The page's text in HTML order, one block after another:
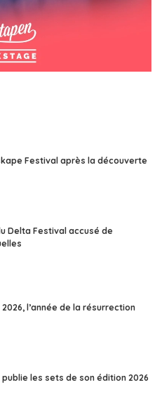
Festival après la découverte
Delta Festival accusé de
l’année de la résurrection
les sets de son édition 2026